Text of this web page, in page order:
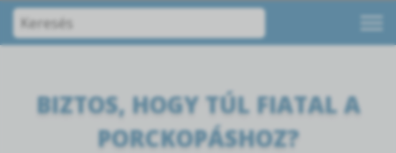
BIZTOS, HOGY TÚL FIATAL A
PORCKOPÁSHOZ?